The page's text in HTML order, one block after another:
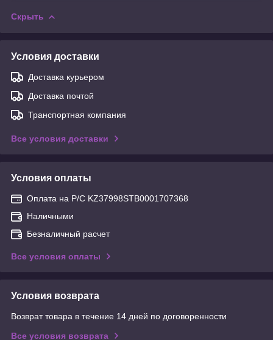
Скрыть
Условия доставки
Доставка курьером
Доставка почтой
Транспортная компания
Все условия доставки
Условия оплаты
Оплата на Р/С KZ37998STB0001707368
Наличными
Безналичный расчет
Все условия оплаты
Условия возврата
Возврат товара в течение 14 дней по договоренности
Все условия возврата